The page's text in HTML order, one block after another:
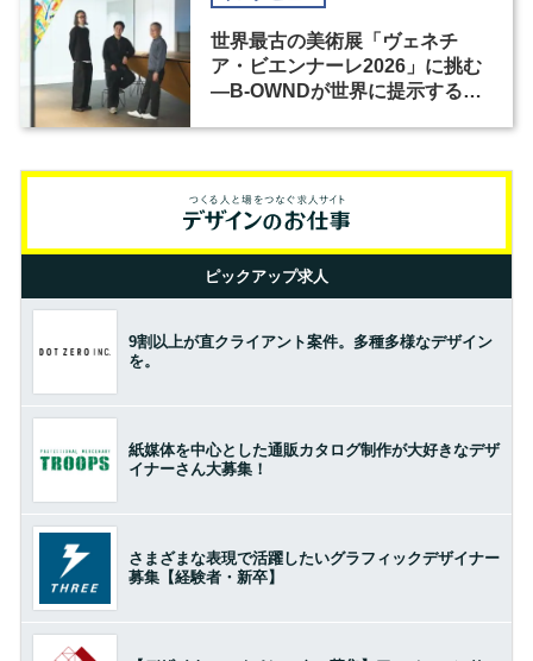
世界最古の美術展「ヴェネチ
ア・ビエンナーレ2026」に挑む
―B-OWNDが世界に提示する美
ピックアップ求人
9割以上が直クライアント案件。多種多様なデザイン
を。
紙媒体を中心とした通販カタログ制作が大好きなデザ
イナーさん大募集！
さまざまな表現で活躍したいグラフィックデザイナー
募集【経験者・新卒】